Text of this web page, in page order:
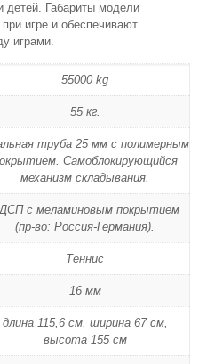
детей. Габариты модели
игре и обеспечивают
играми.
55000 kg
55 кг.
труба 25 мм с полимерным
Самоблокирующийся
механизм складывания.
с меламиновым покрытием
(пр-во: Россия-Германия).
Теннис
16 мм
длина 115,6 см, ширина 67 см,
высота 155 см